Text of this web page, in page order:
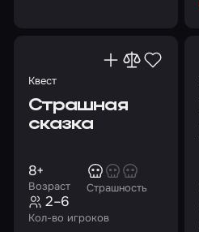
Квест
Страшная
сказка
Возраст
8+
Страшность
Кол-во игроков
2–6